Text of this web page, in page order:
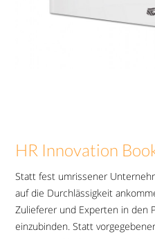
HR Innovation
Statt fest umrissener
auf die Durchlässigkeit
Zulieferer und Experten in den
einzubinden. Statt